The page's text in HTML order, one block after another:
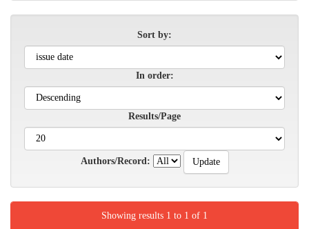
Sort by:
In order:
Results/Page
Authors/Record:
Showing results 1 to 1 of 1